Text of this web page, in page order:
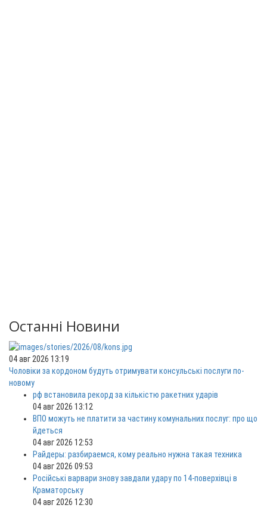
Останні Новини
04 авг 2026 13:19
Чоловіки за кордоном будуть отримувати консульські послуги по-
новому
рф встановила рекорд за кількістю ракетних ударів
04 авг 2026 13:12
ВПО можуть не платити за частину комунальних послуг: про що
йдеться
04 авг 2026 12:53
Райдеры: разбираемся, кому реально нужна такая техника
04 авг 2026 09:53
Російські варвари знову завдали удару по 14-поверхівці в
Краматорську
04 авг 2026 12:30